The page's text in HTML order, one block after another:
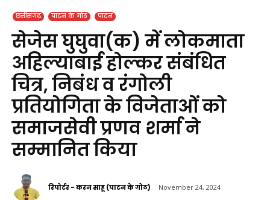
छत्तीसगढ़ पाटन के गोठ पाटन
सेजेस घुघुवा(क) में लोकमाता
अहिल्याबाई होल्कर संबंधित
चित्र, निबंध व रंगोली
प्रतियोगिता के विजेताओं को
समाजसेवी प्रणव शर्मा ने
सम्मानित किया
रिपोर्टर - करन साहू (पाटन के गोठ) November 24, 2024